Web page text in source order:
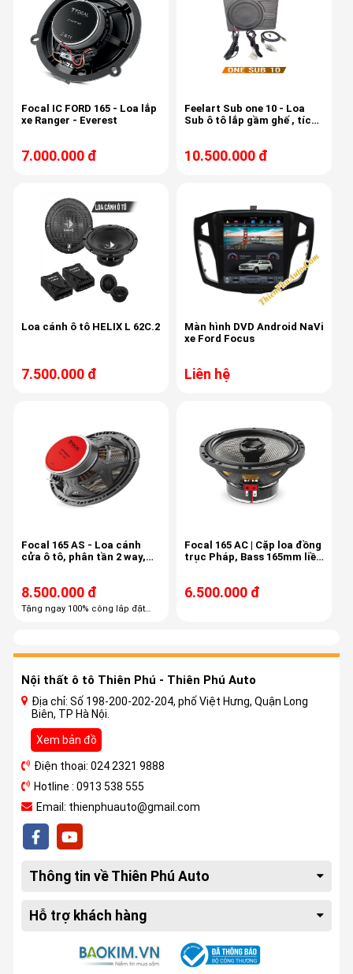
Focal IC FORD 165 - Loa lắp
xe Ranger - Everest
7.000.000 đ
Feelart Sub one 10 - Loa
Sub ô tô lắp gầm ghế , tích
10.500.000 đ
Loa cánh ô tô HELIX L 62C.2
7.500.000 đ
Màn hình DVD Android NaVi
xe Ford Focus
Liên hệ
Focal 165 AS - Loa cánh
cửa ô tô, phân tần 2 way,
8.500.000 đ
Tặng ngay 100% công lắp đặt
Focal 165 AC | Cặp loa đồng
trục Pháp, Bass 165mm liền
6.500.000 đ
Nội thất ô tô Thiên Phú - Thiên Phú Auto
Địa chỉ: Số 198-200-202-204, phố Việt Hưng, Quận Long
Biên, TP Hà Nội.
Xem bản đồ
Điện thoại: 024 2321 9888
Hotline : 0913 538 555
Email: thienphuauto@gmail.com
Thông tin về Thiên Phú Auto
Hỗ trợ khách hàng